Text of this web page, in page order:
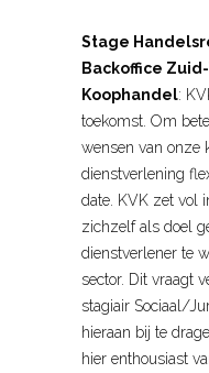
Stage
Backoffice
Koophandel:
toekomst. Om
wensen van onze
dienstverlening
date. KVK zet vol
zichzelf als doel
dienstverlener te
sector. Dit vraagt
stagiair Sociaal/
hieraan bij te
hier enthousiast